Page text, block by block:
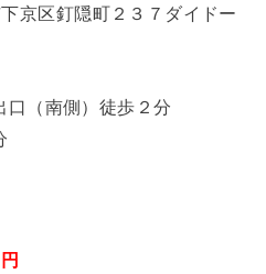
京区釘隠町２３７ダイドー
口（南側）徒歩２分